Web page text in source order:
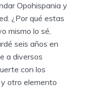
Opohispania y
¿Por qué estas
mismo lo sé,
seis años en
a diversos
con los
otro elemento